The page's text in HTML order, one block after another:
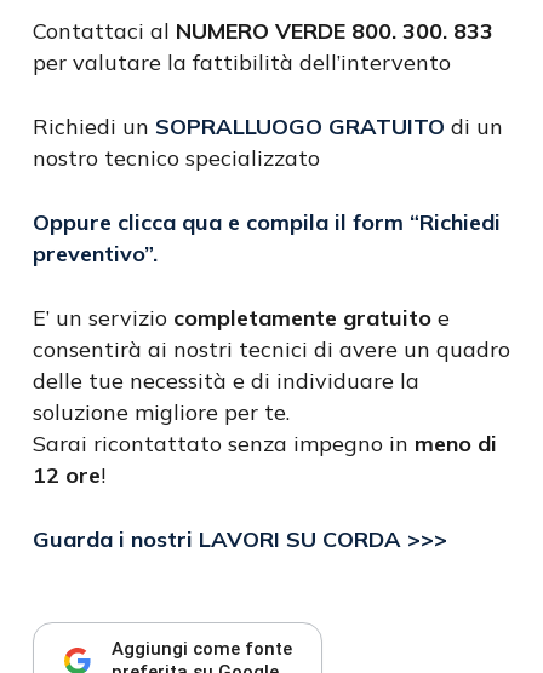
Contattaci al NUMERO VERDE 800. 300. 833
per valutare la fattibilità dell’intervento
Richiedi un SOPRALLUOGO GRATUITO di un
nostro tecnico specializzato
Oppure clicca qua e compila il form “Richiedi
preventivo”.
E’ un servizio completamente gratuitoe
consentirà ai nostri tecnici di avere un quadro
delle tue necessità e di individuare la
soluzione migliore per te.
Sarai ricontattato senza impegno in meno di
12 ore!
Guarda i nostri LAVORI SU CORDA >>>
Aggiungi come fonte